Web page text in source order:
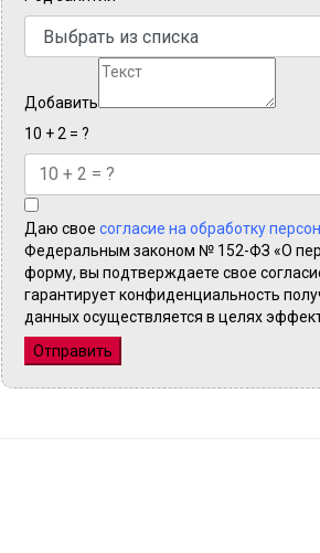
Добавить
10 + 2 = ?
Даю свое согласие на обработку
Федеральным законом № 152-ФЗ «О
форму, вы подтверждаете свое
гарантирует конфиденциальность
данных осуществляется в целях
Отправить